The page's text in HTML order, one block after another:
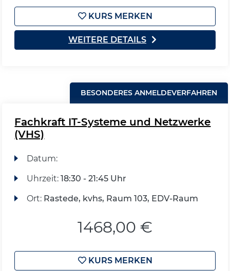
KURS MERKEN
WEITERE DETAILS
BESONDERES ANMELDEVERFAHREN
Fachkraft IT-Systeme und Netzwerke
(VHS)
Datum:
Uhrzeit: 18:30 - 21:45 Uhr
Ort: Rastede, kvhs, Raum 103, EDV-Raum
1468,00 €
KURS MERKEN